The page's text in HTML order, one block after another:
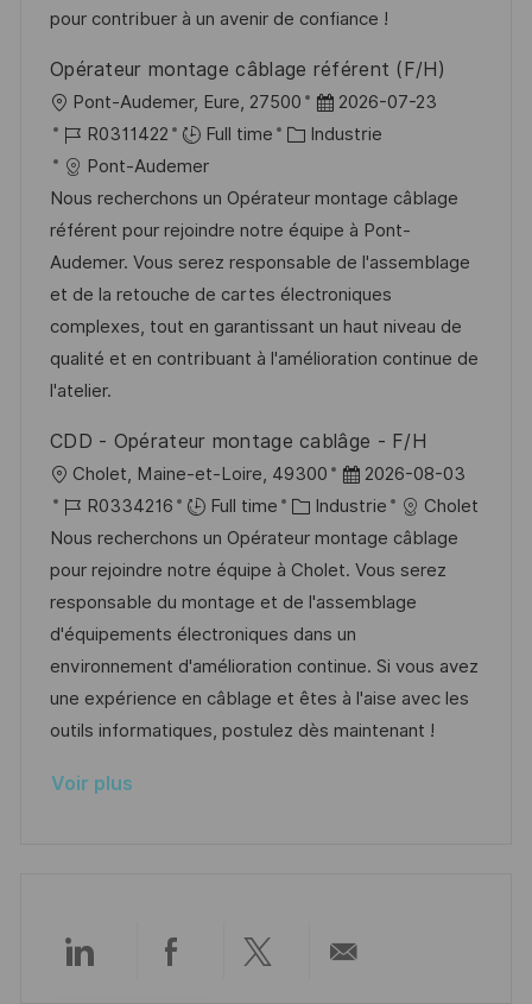
a
o
f
c
h
g
e
n
e
d
u
p
o
s
t
e
r
e
pour contribuer à un avenir de confiance !
Opérateur montage câblage référent (F/H)
o
c
a
l
i
s
a
t
i
n
Pont-Audemer, Eure, 27500
D
a
e
d
’
a
f
f
h
a
g
e
2026-07-23
R
é
f
é
r
e
n
c
e
u
p
o
s
t
e
R0311422 Full time
C
t
é
g
o
r
i
Industrie
Pont-Audemer
Nous recherchons un Opérateur montage câblage
référent pour rejoindre notre équipe à Pont-
Audemer. Vous serez responsable de l'assemblage
et de la retouche de cartes électroniques
complexes, tout en garantissant un haut niveau de
qualité et en contribuant à l'amélioration continue de
l'atelier.
CDD - Opérateur montage cablâge - F/H
o
c
a
l
i
s
a
t
o
Cholet, Maine-et-Loire, 49300
D
a
t
e
d
’
a
f
f
2026-08-03
R
é
f
é
r
e
n
c
d
t
R0334216 Full time
C
a
t
é
g
o
r
i
Industrie
Cholet
Nous recherchons un Opérateur montage câblage
pour rejoindre notre équipe à Cholet. Vous serez
responsable du montage et de l'assemblage
d'équipements électroniques dans un
environnement d'amélioration continue. Si vous avez
une expérience en câblage et êtes à l'aise avec les
outils informatiques, postulez dès maintenant !
Voir plus
PartagerPartagerPartager